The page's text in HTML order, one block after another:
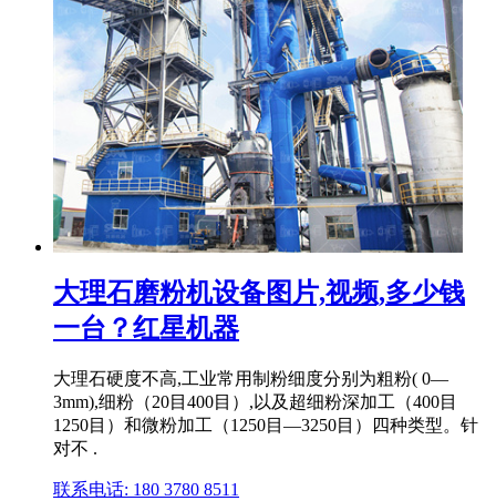
大理石磨粉机设备图片,视频,多少钱
一台？红星机器
大理石硬度不高,工业常用制粉细度分别为粗粉( 0—
3mm),细粉（20目400目）,以及超细粉深加工（400目
1250目）和微粉加工（1250目—3250目）四种类型。针
对不 .
联系电话: 180 3780 8511